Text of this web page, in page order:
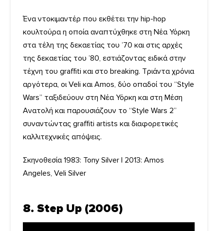
Ένα ντοκιμαντέρ που εκθέτει την hip-hop
κουλτούρα η οποία αναπτύχθηκε στη Νέα Υόρκη
στα τέλη της δεκαετίας του ’70 και στις αρχές
της δεκαετίας του ’80, εστιάζοντας ειδικά στην
τέχνη του graffiti και στο breaking. Τριάντα χρόνια
αργότερα, οι Veli και Amos, δύο οπαδοί του “Style
Wars” ταξιδεύουν στη Νέα Υόρκη και στη Μέση
Ανατολή και παρουσιάζουν το “Style Wars 2”
συναντώντας graffiti artists και διαφορετικές
καλλιτεχνικές απόψεις.
Σκηνοθεσία 1983: Tony Silver | 2013: Amos
Angeles, Veli Silver
8. Step Up (2006)